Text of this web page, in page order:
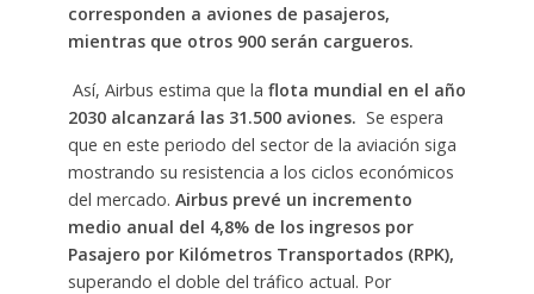
corresponden a aviones de pasajeros,
mientras que otros 900 serán cargueros.
Así, Airbus estima que la flota mundial en el año
2030 alcanzará las 31.500 aviones. Se espera
que en este periodo del sector de la aviación siga
mostrando su resistencia a los ciclos económicos
del mercado. Airbus prevé un incremento
medio anual del 4,8% de los ingresos por
Pasajero por Kilómetros Transportados (RPK),
superando el doble del tráfico actual. Por